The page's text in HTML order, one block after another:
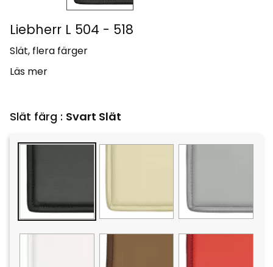
Liebherr L 504 - 518
Slät, flera färger
Läs mer
Slät färg : Svart Slät